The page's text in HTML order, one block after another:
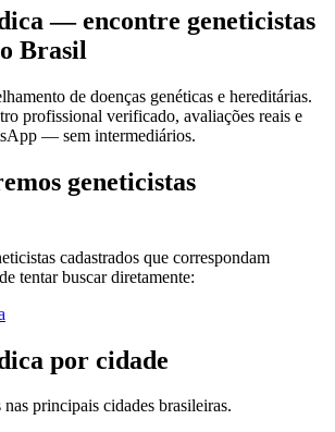
— encontre geneticistas
Brasil
de doenças genéticas e hereditárias.
profissional verificado, avaliações reais e
— sem intermediários.
geneticistas
cadastrados que correspondam
tentar buscar diretamente:
por cidade
nas principais cidades brasileiras.